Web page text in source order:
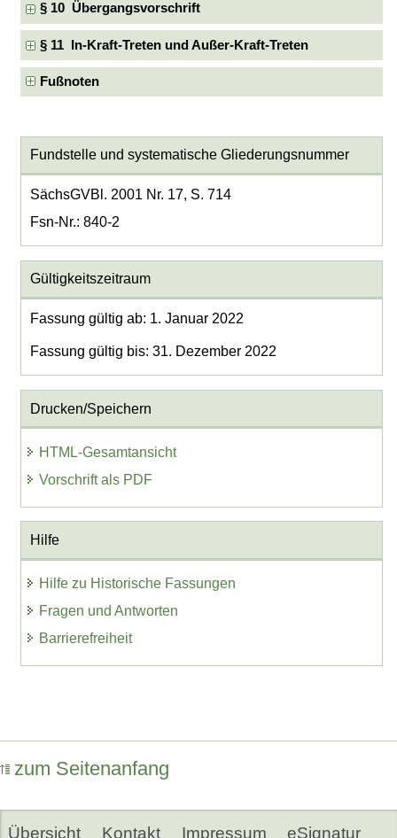
§ 10 Übergangsvorschrift
§ 11 In-Kraft-Treten und Außer-Kraft-Treten
Fußnoten
Fundstelle und systematische Gliederungsnummer
SächsGVBl. 2001 Nr. 17, S. 714
Fsn-Nr.: 840-2
Gültigkeitszeitraum
Fassung gültig ab: 1. Januar 2022
Fassung gültig bis: 31. Dezember 2022
Drucken/Speichern
HTML-Gesamtansicht
Vorschrift als PDF
Hilfe
Hilfe zu Historische Fassungen
Fragen und Antworten
Barrierefreiheit
zum Seitenanfang
Übersicht Kontakt Impressum eSignatur